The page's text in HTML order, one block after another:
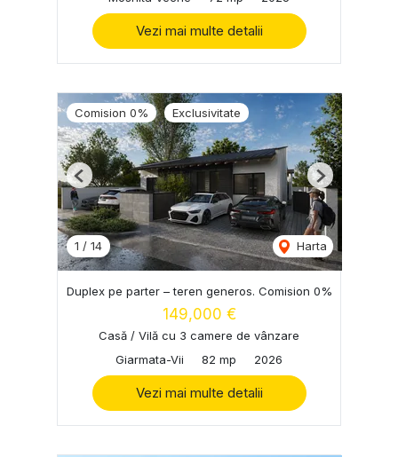
Vezi mai multe detalii
Comision 0% Exclusivitate
1 / 14 Harta
Previous Next
Duplex pe parter – teren generos. Comision 0%
149,000 €
Casă / Vilă cu 3 camere de vânzare
Giarmata-Vii
82 mp 2026
Vezi mai multe detalii